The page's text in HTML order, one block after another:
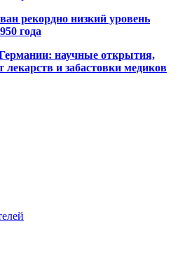
рекордно низкий уровень
года
научные открытия,
и забастовки медиков